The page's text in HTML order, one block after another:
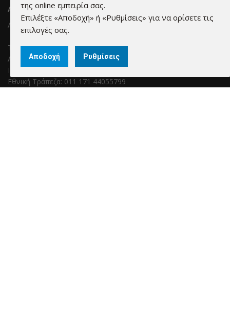
AMARAD HELLAS ELECTRONICS
ΑΡ. ΓΕΜΗ: 83440902000
Τραπεζικοί λογαριασμοί:
Alpha Bank: 351/002320000240
IBAN: GR0201403510351002320000240
Εθνική Τράπεζα: 011 171 44055799
της online εμπειρία σας.
Επιλέξτε «Αποδοχή» ή «Ρυθμίσεις» για να ορίσετε τις
επιλογές σας.
Αποδοχή Ρυθμίσεις